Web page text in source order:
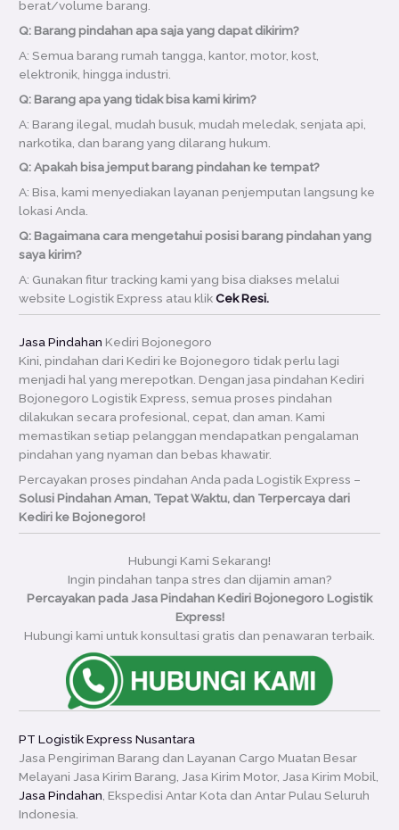
berat/volume barang.
Q: Barang pindahan apa saja yang dapat dikirim?
A: Semua barang rumah tangga, kantor, motor, kost,
elektronik, hingga industri.
Q: Barang apa yang tidak bisa kami kirim?
A: Barang ilegal, mudah busuk, mudah meledak, senjata api,
narkotika, dan barang yang dilarang hukum.
Q: Apakah bisa jemput barang pindahan ke tempat?
A: Bisa, kami menyediakan layanan penjemputan langsung ke
lokasi Anda.
Q: Bagaimana cara mengetahui posisi barang pindahan yang
saya kirim?
A: Gunakan fitur tracking kami yang bisa diakses melalui
website Logistik Express atau klikCek Resi.
Jasa Pindahan Kediri Bojonegoro
Kini, pindahan dari Kediri ke Bojonegoro tidak perlu lagi
menjadi hal yang merepotkan. Dengan jasa pindahan Kediri
Bojonegoro Logistik Express, semua proses pindahan
dilakukan secara profesional, cepat, dan aman. Kami
memastikan setiap pelanggan mendapatkan pengalaman
pindahan yang nyaman dan bebas khawatir.
Percayakan proses pindahan Anda pada Logistik Express –
Solusi Pindahan Aman, Tepat Waktu, dan Terpercaya dari
Kediri ke Bojonegoro!
Hubungi Kami Sekarang!
Ingin pindahan tanpa stres dan dijamin aman?
Percayakan pada Jasa Pindahan Kediri Bojonegoro Logistik
Express!
Hubungi kami untuk konsultasi gratis dan penawaran terbaik.
PT Logistik Express Nusantara
Jasa Pengiriman Barang dan Layanan Cargo Muatan Besar
Melayani Jasa Kirim Barang, Jasa Kirim Motor, Jasa Kirim Mobil,
Jasa Pindahan , Ekspedisi Antar Kota dan Antar Pulau Seluruh
Indonesia.